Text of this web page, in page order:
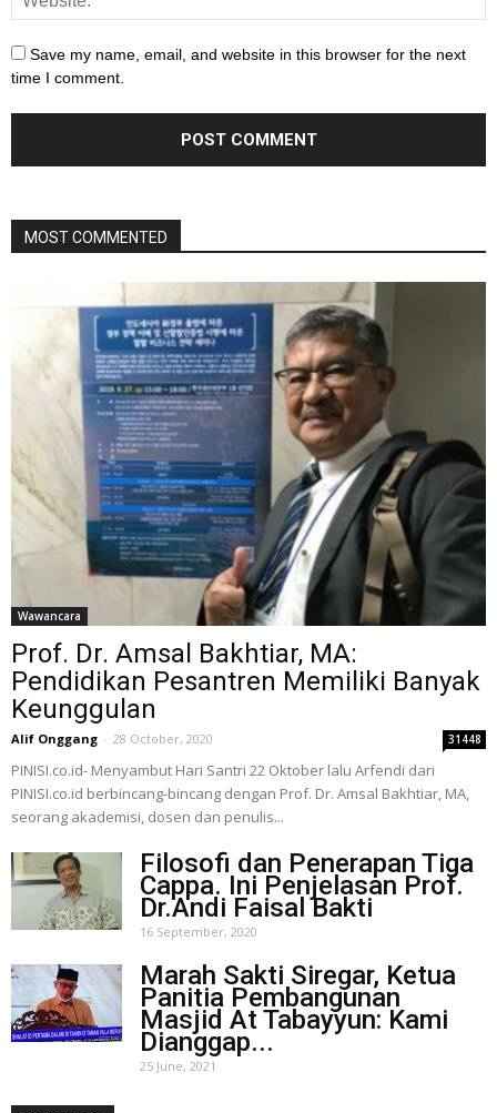
Save my name, email, and website in this browser for the next
time I comment.
MOST COMMENTED
Wawancara
Prof. Dr. Amsal Bakhtiar, MA:
Pendidikan Pesantren Memiliki Banyak
Keunggulan
Alif Onggang - 28 October, 2020 31448
PINISI.co.id- Menyambut Hari Santri 22 Oktober lalu Arfendi dari
PINISI.co.id berbincang-bincang dengan Prof. Dr. Amsal Bakhtiar, MA,
seorang akademisi, dosen dan penulis...
Filosofi dan Penerapan Tiga
Cappa. Ini Penjelasan Prof.
Dr.Andi Faisal Bakti
16 September, 2020
Marah Sakti Siregar, Ketua
Panitia Pembangunan
Masjid At Tabayyun: Kami
Dianggap...
25 June, 2021